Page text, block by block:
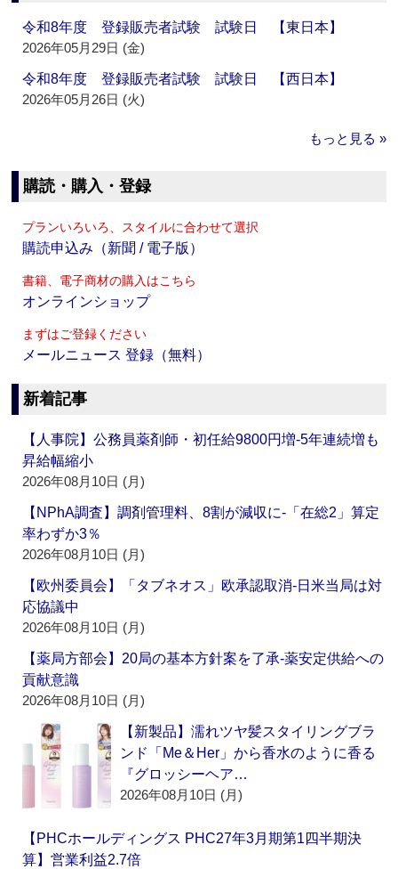
令和8年度 登録販売者試験 試験日 【東日本】
2026年05月29日 (金)
令和8年度 登録販売者試験 試験日 【西日本】
2026年05月26日 (火)
もっと見る »
購読・購入・登録
プランいろいろ、スタイルに合わせて選択
購読申込み（新聞 / 電子版）
書籍、電子商材の購入はこちら
オンラインショップ
まずはご登録ください
メールニュース 登録（無料）
新着記事
【人事院】公務員薬剤師・初任給9800円増‐5年連続増も
昇給幅縮小
2026年08月10日 (月)
【NPhA調査】調剤管理料、8割が減収に‐「在総2」算定
率わずか3％
2026年08月10日 (月)
【欧州委員会】「タブネオス」欧承認取消‐日米当局は対
応協議中
2026年08月10日 (月)
【薬局方部会】20局の基本方針案を了承‐薬安定供給への
貢献意識
2026年08月10日 (月)
【新製品】濡れツヤ髪スタイリングブラ
ンド「Me＆Her」から香水のように香る
『グロッシーヘア…
2026年08月10日 (月)
【PHCホールディングス PHC27年3月期第1四半期決
算】営業利益2.7倍